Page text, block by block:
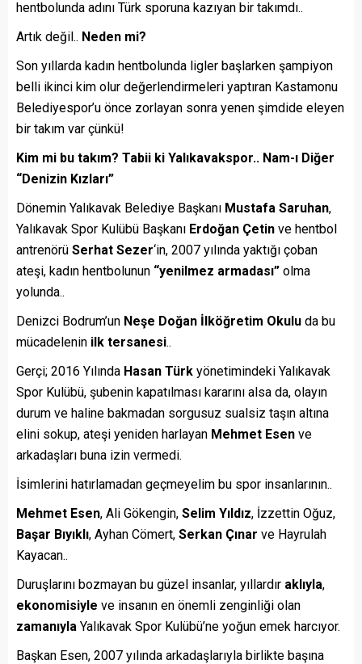
hentbolunda adını Türk sporuna kazıyan bir takımdı..
Artık değil.. Neden mi?
Son yıllarda kadın hentbolunda ligler başlarken şampiyon
belli ikinci kim olur değerlendirmeleri yaptıran Kastamonu
Belediyespor’u önce zorlayan sonra yenen şimdide eleyen
bir takım var çünkü!
Kim mi bu takım? Tabii ki Yalıkavakspor.. Nam-ı Diğer
“Denizin Kızları”
Dönemin Yalıkavak Belediye Başkanı Mustafa Saruhan,
Yalıkavak Spor Kulübü Başkanı Erdoğan Çetin ve hentbol
antrenörü Serhat Sezer‘in, 2007 yılında yaktığı çoban
ateşi, kadın hentbolunun “yenilmez armadası” olma
yolunda..
Denizci Bodrum’un Neşe Doğan İlköğretim Okulu da bu
mücadelenin ilk tersanesi..
Gerçi; 2016 Yılında Hasan Türk yönetimindeki Yalıkavak
Spor Kulübü, şubenin kapatılması kararını alsa da, olayın
durum ve haline bakmadan sorgusuz sualsiz taşın altına
elini sokup, ateşi yeniden harlayan Mehmet Esen ve
arkadaşları buna izin vermedi.
İsimlerini hatırlamadan geçmeyelim bu spor insanlarının..
Mehmet Esen, Ali Gökengin, Selim Yıldız, İzzettin Oğuz,
Başar Bıyıklı, Ayhan Cömert, Serkan Çınar ve Hayrulah
Kayacan..
Duruşlarını bozmayan bu güzel insanlar, yıllardır aklıyla,
ekonomisiyle ve insanın en önemli zenginliği olan
zamanıyla Yalıkavak Spor Kulübü’ne yoğun emek harcıyor.
Başkan Esen, 2007 yılında arkadaşlarıyla birlikte başına